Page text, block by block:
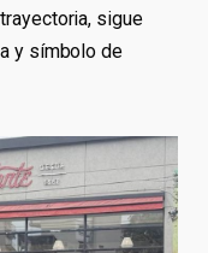
sigue
y símbolo de